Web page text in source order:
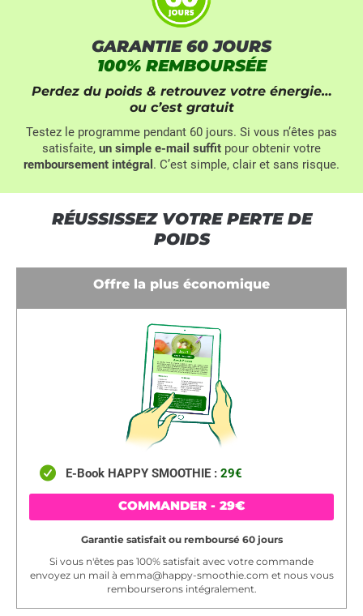
GARANTIE 60 JOURS
100% REMBOURSÉE
Perdez du poids & retrouvez votre énergie…
ou c’est gratuit
Testez le programme pendant 60 jours. Si vous n’êtes pas
satisfaite, un simple e-mail suffit pour obtenir votre
remboursement intégral . C’est simple, clair et sans risque.
RÉUSSISSEZ VOTRE PERTE DE
POIDS
Offre la plus économique
E-Book HAPPY SMOOTHIE : 29€
COMMANDER - 29€
Garantie satisfait ou remboursé 60 jours
Si vous n'êtes pas 100% satisfait avec votre commande
envoyez un mail à emma@happy-smoothie.com et nous vous
rembourserons intégralement.